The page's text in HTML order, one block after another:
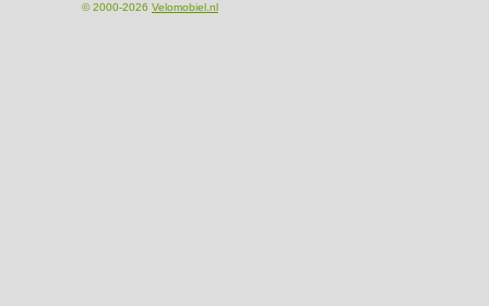
© 2000-2026 Velomobiel.nl